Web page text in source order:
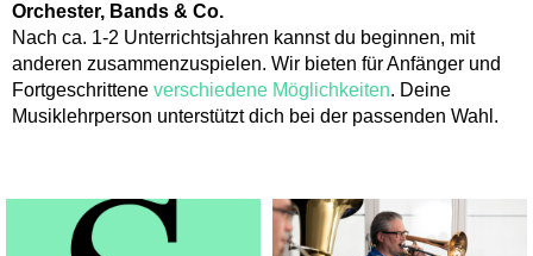
Förderung
Stufentest
Begabtenförderung
Musiktheorie - Musik verstehen und kreieren
Wettbewerbe
Orchester, Bands & Co.
Nach ca. 1-2 Unterrichtsjahren kannst du beginnen, mit
anderen zusammenzuspielen. Wir bieten für Anfänger und
Fortgeschrittene verschiedene Möglichkeiten. Deine
Musiklehrperson unterstützt dich bei der passenden Wahl.